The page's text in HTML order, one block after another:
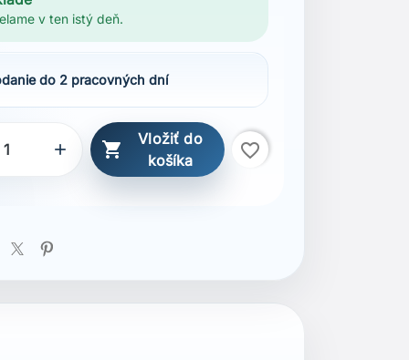
v ten istý deň.
do 2 pracovných dní
 
Vložiť do
košíka
favorite_border